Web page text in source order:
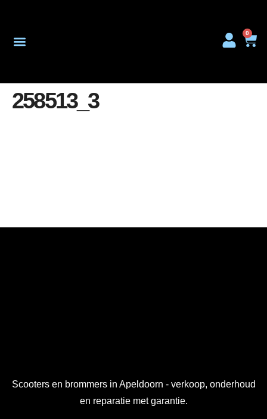
0
258513_3
Scooters en brommers in Apeldoorn - verkoop, onderhoud
en reparatie met garantie.